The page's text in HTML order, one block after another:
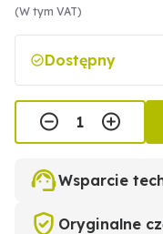
(W tym VAT)
Dostępny
Wsparcie
Oryginalne